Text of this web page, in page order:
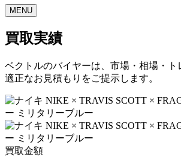
MENU
買取実績
ベクトルのバイヤーは、市場・相場・ト
適正なお見積もりをご提示します。
買取金額